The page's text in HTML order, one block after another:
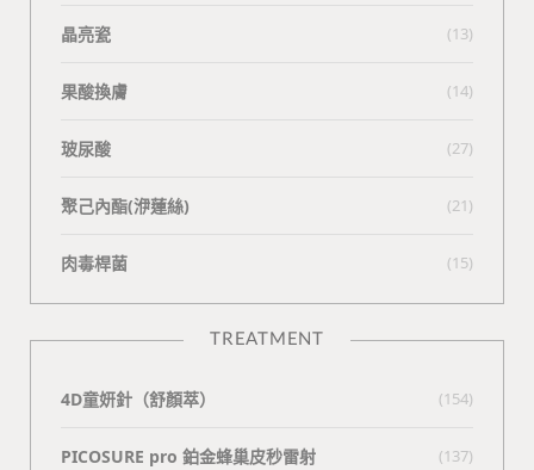
晶亮瓷 (13)
果酸換膚 (14)
玻尿酸 (27)
聚己內酯(洢蓮絲) (21)
肉毒桿菌 (15)
TREATMENT
4D童妍針（舒顏萃） (154)
PICOSURE pro 鉑金蜂巢皮秒雷射 (137)